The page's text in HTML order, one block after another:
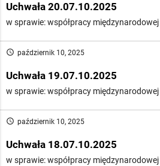
Uchwała 20.07.10.2025
w sprawie: współpracy międzynarodowej
access_time październik 10, 2025
Uchwała 19.07.10.2025
w sprawie: współpracy międzynarodowej
access_time październik 10, 2025
Uchwała 18.07.10.2025
w sprawie: współpracy międzynarodowej